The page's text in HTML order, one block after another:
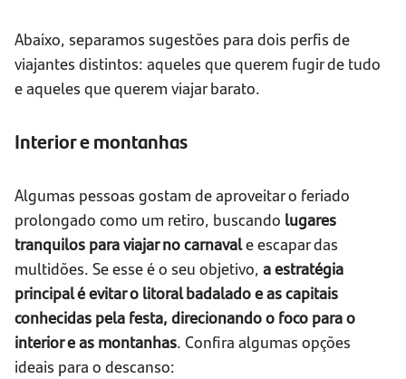
Abaixo, separamos sugestões para dois perfis de
viajantes distintos: aqueles que querem fugir de tudo
e aqueles que querem viajar barato.
Interior e montanhas
Algumas pessoas gostam de aproveitar o feriado
prolongado como um retiro, buscando lugares
tranquilos para viajar no carnavale escapar das
multidões. Se esse é o seu objetivo, a estratégia
principal é evitar o litoral badalado e as capitais
conhecidas pela festa, direcionando o foco para o
interior e as montanhas. Confira algumas opções
ideais para o descanso: